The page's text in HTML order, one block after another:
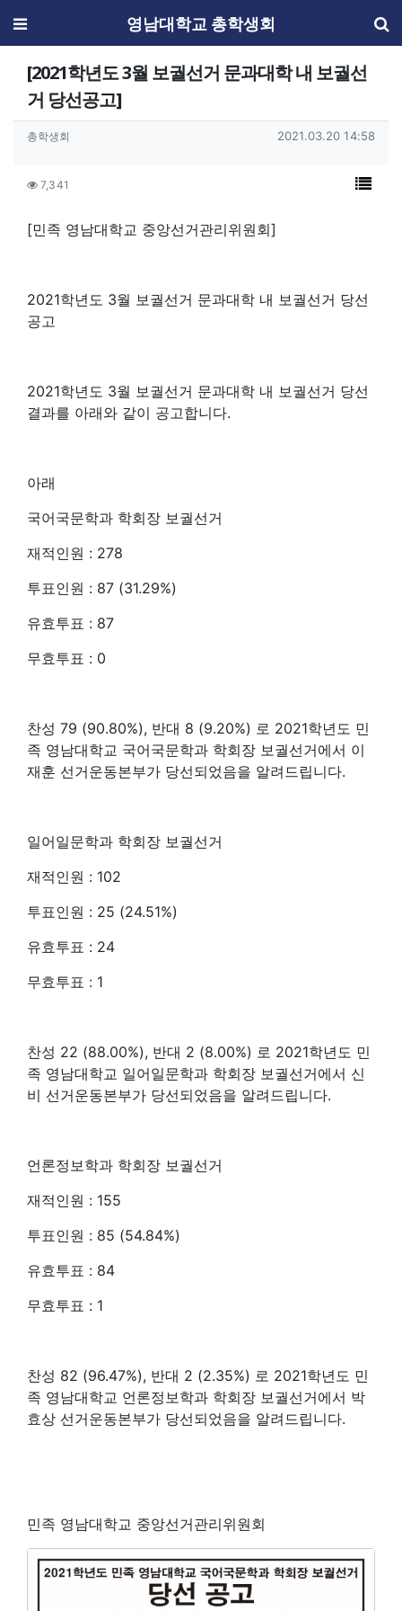
메뉴 영남대학교 총학생회
[2021학년도 3월 보궐선거 문과대학 내 보궐선
거 당선공고]
작성자 정보
작성자
총학생회 작성일
2021.03.20 14:58
컨텐츠 정보
조회7,341 목록
본문
[민족 영남대학교 중앙선거관리위원회]
2021학년도 3월 보궐선거 문과대학 내 보궐선거 당선
공고
2021학년도 3월 보궐선거 문과대학 내 보궐선거 당선
결과를 아래와 같이 공고합니다.
아래
국어국문학과 학회장 보궐선거
재적인원 : 278
투표인원 : 87 (31.29%)
유효투표 : 87
무효투표 : 0
찬성 79 (90.80%), 반대 8 (9.20%) 로 2021학년도 민
족 영남대학교 국어국문학과 학회장 보궐선거에서 이
재훈 선거운동본부가 당선되었음을 알려드립니다.
일어일문학과 학회장 보궐선거
재적인원 : 102
투표인원 : 25 (24.51%)
유효투표 : 24
무효투표 : 1
찬성 22 (88.00%), 반대 2 (8.00%) 로 2021학년도 민
족 영남대학교 일어일문학과 학회장 보궐선거에서 신
비 선거운동본부가 당선되었음을 알려드립니다.
언론정보학과 학회장 보궐선거
재적인원 : 155
투표인원 : 85 (54.84%)
유효투표 : 84
무효투표 : 1
찬성 82 (96.47%), 반대 2 (2.35%) 로 2021학년도 민
족 영남대학교 언론정보학과 학회장 보궐선거에서 박
효상 선거운동본부가 당선되었음을 알려드립니다.
민족 영남대학교 중앙선거관리위원회